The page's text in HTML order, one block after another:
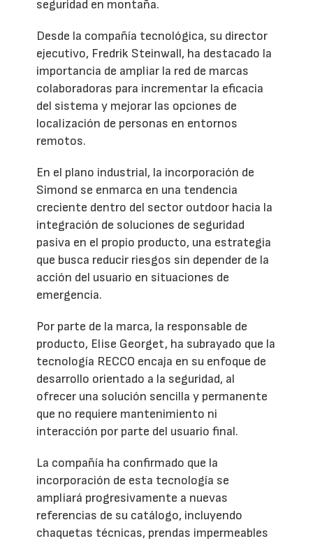
seguridad en montaña.
Desde la compañía tecnológica, su director
ejecutivo, Fredrik Steinwall, ha destacado la
importancia de ampliar la red de marcas
colaboradoras para incrementar la eficacia
del sistema y mejorar las opciones de
localización de personas en entornos
remotos.
En el plano industrial, la incorporación de
Simond se enmarca en una tendencia
creciente dentro del sector outdoor hacia la
integración de soluciones de seguridad
pasiva en el propio producto, una estrategia
que busca reducir riesgos sin depender de la
acción del usuario en situaciones de
emergencia.
Por parte de la marca, la responsable de
producto, Elise Georget, ha subrayado que la
tecnología RECCO encaja en su enfoque de
desarrollo orientado a la seguridad, al
ofrecer una solución sencilla y permanente
que no requiere mantenimiento ni
interacción por parte del usuario final.
La compañía ha confirmado que la
incorporación de esta tecnología se
ampliará progresivamente a nuevas
referencias de su catálogo, incluyendo
chaquetas técnicas, prendas impermeables